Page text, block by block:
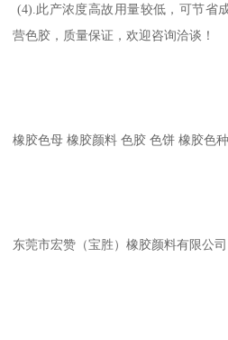
(4).此产浓度高故用量较低，可节省
营色胶，质量保证，欢迎咨询洽谈！
橡胶色母 橡胶颜料 色胶 色饼 橡胶色
东莞市宏赞（宝胜）橡胶颜料有限公司